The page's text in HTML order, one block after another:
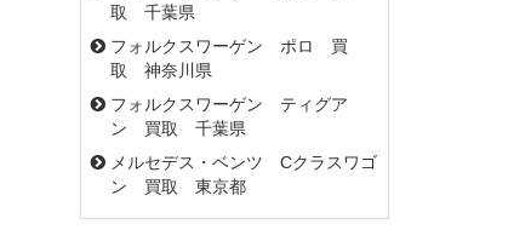
取 千葉県
フォルクスワーゲン ポロ 買
取 神奈川県
フォルクスワーゲン ティグア
ン 買取 千葉県
メルセデス・ベンツ Cクラスワゴ
ン 買取 東京都